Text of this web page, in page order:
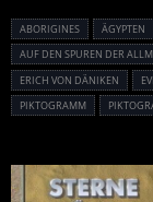
ABORIGINES ÄGYPTEN
AUF DEN SPUREN DER
ERICH VON DÄNIKEN
PIKTOGRAMM